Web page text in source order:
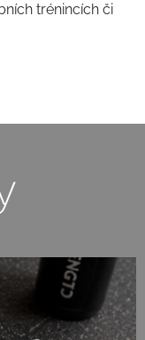
trénincích či